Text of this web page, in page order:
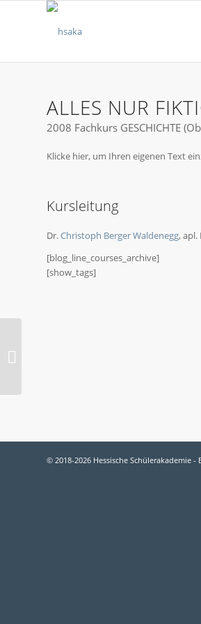
ALLES NUR
2008 Fachkurs GESCHICHTE
Klicke hier, um Ihren eigenen Text
Kursleitung
Dr.Christoph Berger Waldenegg,
[blog_line_courses_archive]
[show_tags]
© 2018-2026 Hessische Schülerakademie -